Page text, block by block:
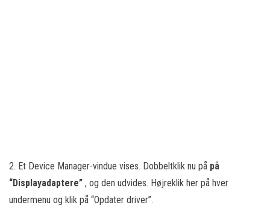
2. Et Device Manager-vindue vises. Dobbeltklik nu på på
“Displayadaptere” , og den udvides. Højreklik her på hver
undermenu og klik på “Opdater driver”.